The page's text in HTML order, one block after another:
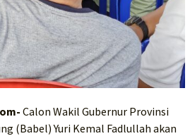
Calon Wakil Gubernur Provinsi
(Babel) Yuri Kemal Fadlullah akan